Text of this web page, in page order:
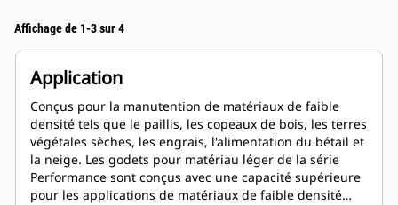
Affichage de 1-3 sur 4
Application
Conçus pour la manutention de matériaux de faible
densité tels que le paillis, les copeaux de bois, les terres
végétales sèches, les engrais, l'alimentation du bétail et
la neige. Les godets pour matériau léger de la série
Performance sont conçus avec une capacité supérieure
pour les applications de matériaux de faible densité